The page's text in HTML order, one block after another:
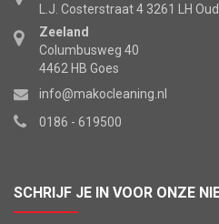
L.J. Costerstraat 4 3261 LH
Zeeland
Columbusweg 40
4462 HB Goes
info@makocleaning.nl
0186 - 619500
SCHRIJF JE IN VOOR ONZE